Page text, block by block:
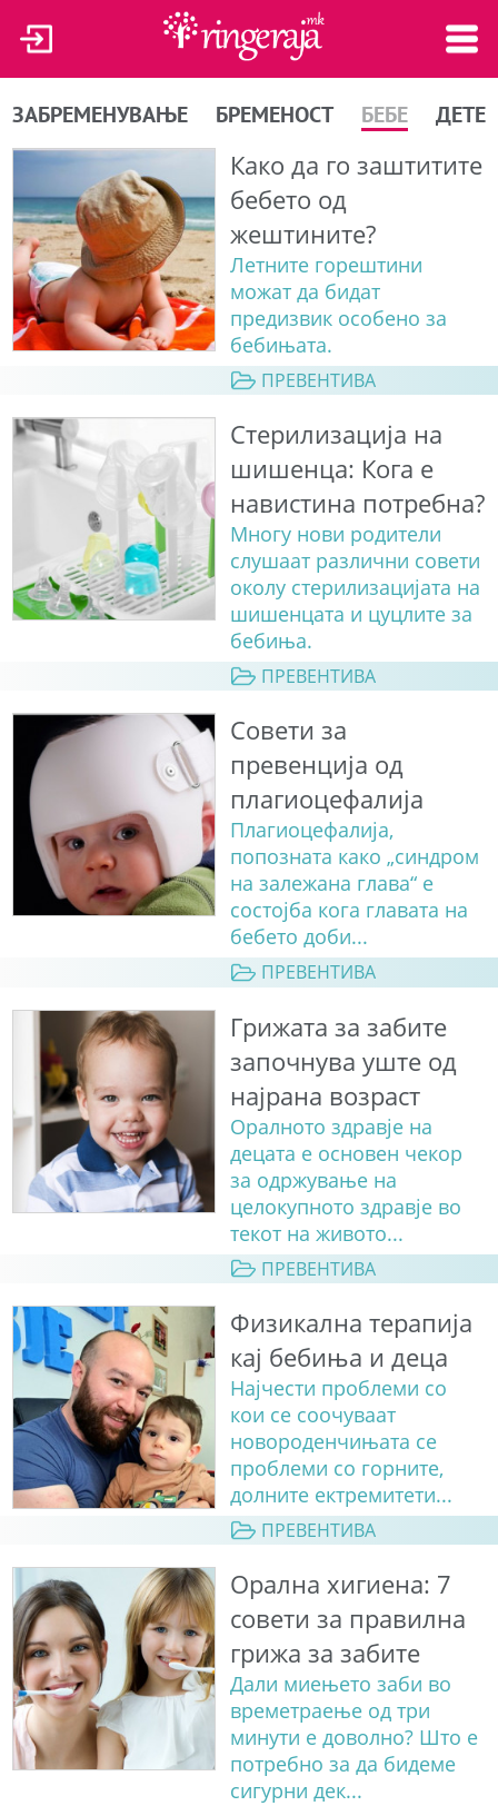
ЗАБРЕМЕНУВАЊЕ БРЕМЕНОСТ БЕБЕ ДЕТЕ
Како да го заштитите
бебето од
жештините?
Летните горештини
можат да бидат
предизвик особено за
бебињата.
ПРЕВЕНТИВА
Стерилизација на
шишенца: Кога е
навистина потребна?
Многу нови родители
слушаат различни совети
околу стерилизацијата на
шишенцата и цуцлите за
бебиња.
ПРЕВЕНТИВА
Совети за
превенција од
плагиоцефалија
Плагиоцефалија,
попозната како „синдром
на залежана глава“ е
состојба кога главата на
бебето доби...
ПРЕВЕНТИВА
Грижата за забите
започнува уште од
најрана возраст
Оралното здравје на
децата е основен чекор
за одржување на
целокупното здравје во
текот на живото...
ПРЕВЕНТИВА
Физикална терапија
кај бебиња и деца
Најчести проблеми со
кои се соочуваат
новороденчињата се
проблеми со горните,
долните ектремитети...
ПРЕВЕНТИВА
Орална хигиена: 7
совети за правилна
грижа за забите
Дали миењето заби во
времетраење од три
минути е доволно? Што е
потребно за да бидеме
сигурни дек...